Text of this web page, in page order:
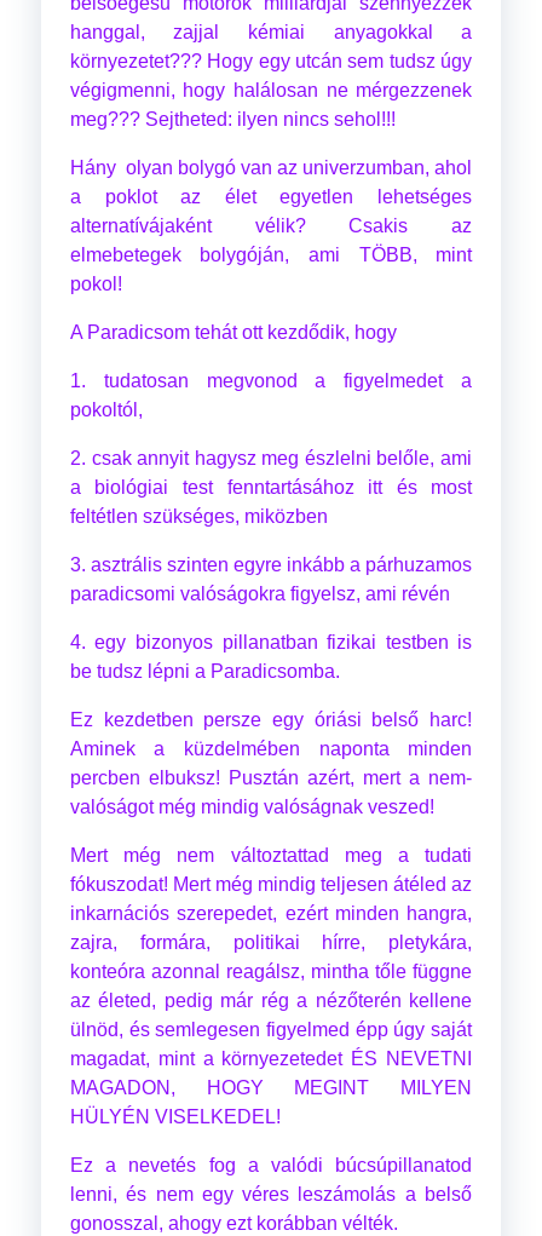
hanggal, zajjal kémiai anyagokkal a
környezetet??? Hogy egy utcán sem tudsz úgy
végigmenni, hogy halálosan ne mérgezzenek
meg??? Sejtheted: ilyen nincs sehol!!!
Hány olyan bolygó van az univerzumban, ahol
a poklot az élet egyetlen lehetséges
alternatívájaként vélik? Csakis az
elmebetegek bolygóján, ami TÖBB, mint
pokol!
A Paradicsom tehát ott kezdődik, hogy
1. tudatosan megvonod a figyelmedet a
pokoltól,
2. csak annyit hagysz meg észlelni belőle, ami
a biológiai test fenntartásához itt és most
feltétlen szükséges, miközben
3. asztrális szinten egyre inkább a párhuzamos
paradicsomi valóságokra figyelsz, ami révén
4. egy bizonyos pillanatban fizikai testben is
be tudsz lépni a Paradicsomba.
Ez kezdetben persze egy óriási belső harc!
Aminek a küzdelmében naponta minden
percben elbuksz! Pusztán azért, mert a nem-
valóságot még mindig valóságnak veszed!
Mert még nem változtattad meg a tudati
fókuszodat! Mert még mindig teljesen átéled az
inkarnációs szerepedet, ezért minden hangra,
zajra, formára, politikai hírre, pletykára,
konteóra azonnal reagálsz, mintha tőle függne
az életed, pedig már rég a nézőterén kellene
ülnöd, és semlegesen figyelmed épp úgy saját
magadat, mint a környezetedet ÉS NEVETNI
MAGADON, HOGY MEGINT MILYEN
HÜLYÉN VISELKEDEL!
Ez a nevetés fog a valódi búcsúpillanatod
lenni, és nem egy véres leszámolás a belső
gonosszal, ahogy ezt korábban vélték.